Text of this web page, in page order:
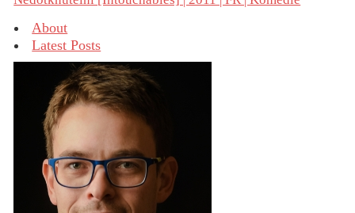
About
Latest Posts